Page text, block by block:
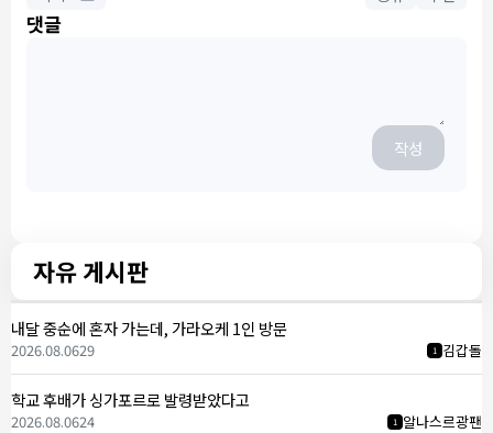
댓글
작성
자유 게시판
내달 중순에 혼자 가는데, 가라오케 1인 방문
1 김갑돌
2026.08.0629
학교 후배가 싱가포르로 발령받았다고
1 알나스르광팬
2026.08.0624